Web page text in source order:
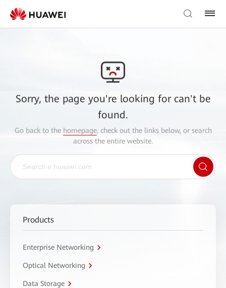
Sorry, the page you're looking for can't be
found.
Go back to the homepage, check out the links below, or search
across the entire website.
Products
Enterprise Networking
Optical Networking
Data Storage